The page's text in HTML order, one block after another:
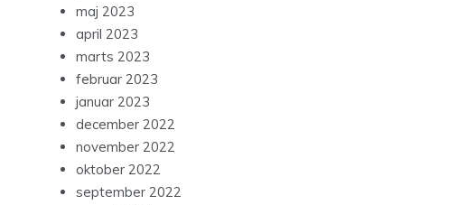
maj 2023
april 2023
marts 2023
februar 2023
januar 2023
december 2022
november 2022
oktober 2022
september 2022